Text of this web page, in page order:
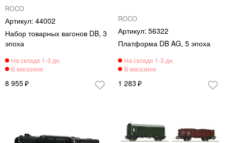
ROCO
44002
Набор товарных вагонов DB, 3
эпоха
8 955
ROCO
56322
Платформа DB AG, 5 эпоха
1 283